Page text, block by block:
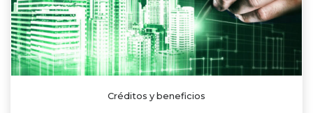
Créditos y beneficios